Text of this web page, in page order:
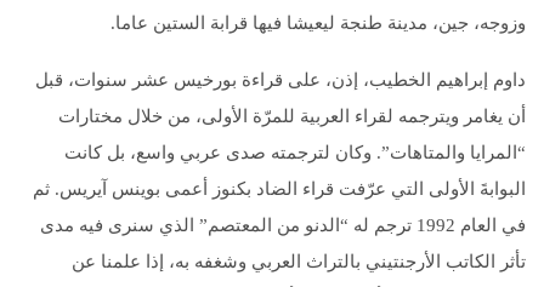
وزوجه، جين، مدينة طنجة ليعيشا فيها قرابة الستين عاما.
داوم إبراهيم الخطيب، إذن، على قراءة بورخيس عشر سنوات، قبل
أن يغامر ويترجمه لقراء العربية للمرّة الأولى، من خلال مختارات
“المرايا والمتاهات”. وكان لترجمته صدى عربي واسع، بل كانت
البوابةَ الأولى التي عرّفت قراء الضاد بكنوز أعمى بوينس آيريس. ثم
في العام 1992 ترجم له “الدنو من المعتصم” الذي سنرى فيه مدى
تأثر الكاتب الأرجنتيني بالتراث العربي وشغفه به، إذا علمنا عن